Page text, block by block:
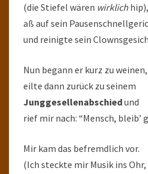
(die Stiefel wären wirklich hip),
aß auf sein
und reinigte sein
Nun begann er kurz zu weinen,
eilte dann zurück zu seinem
Junggesellenabschiedund
rief mir nach: “Mensch, bleib’
Mir kam das befremdlich vor.
(Ich steckte mir Musik ins Ohr,